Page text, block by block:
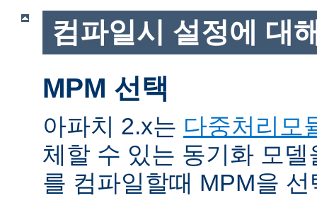
컴파일시 설정에 대
MPM 선택
아파치 2.x는 다중처리모
체할 수 있는 동기화 모
를 컴파일할때 MPM을